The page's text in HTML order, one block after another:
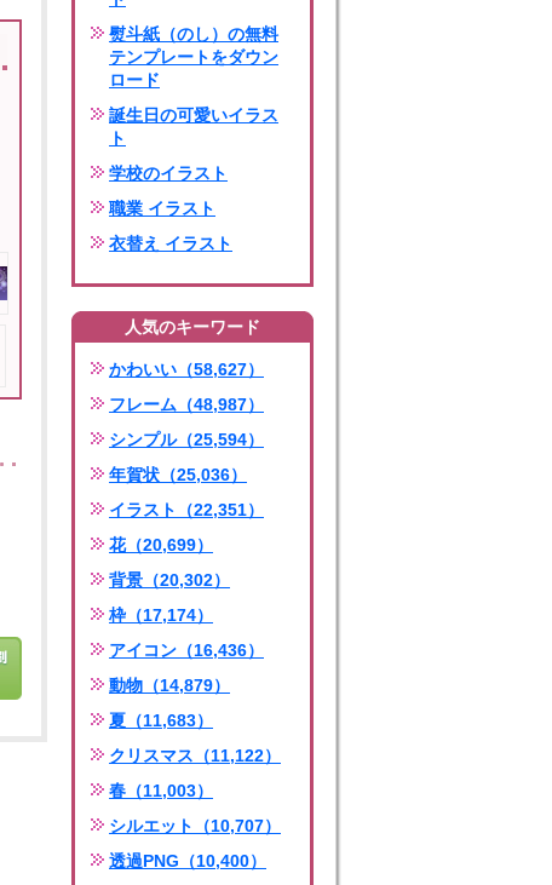
熨斗紙（のし）の無料
テンプレートをダウン
ロード
誕生日の可愛いイラス
ト
学校のイラスト
職業 イラスト
衣替え イラスト
人気のキーワード
かわいい（58,627）
フレーム（48,987）
シンプル（25,594）
年賀状（25,036）
イラスト（22,351）
花（20,699）
背景（20,302）
枠（17,174）
アイコン（16,436）
動物（14,879）
夏（11,683）
クリスマス（11,122）
春（11,003）
シルエット（10,707）
透過PNG（10,400）